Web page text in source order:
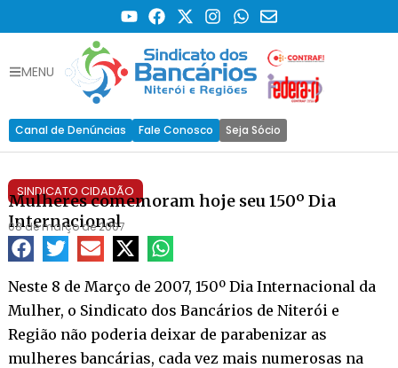
MENU
Canal de Denúncias Fale Conosco Seja Sócio
SINDICATO CIDADÃO
Mulheres comemoram hoje seu 150º Dia
Internacional
08 de março de 2007
Neste 8 de Março de 2007, 150º Dia Internacional da
Mulher, o Sindicato dos Bancários de Niterói e
Região não poderia deixar de parabenizar as
mulheres bancárias, cada vez mais numerosas na